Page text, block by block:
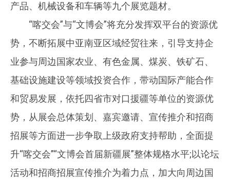
产品、机械设备和车辆等九个展览题材。
“喀交会”与“文博会”将充分发挥双平台的资源优
势，不断拓展中亚南亚区域经贸往来，引导支持企
业参与周边国家农业、有色金属、煤炭、铁矿石、
基础设施建设等领域投资合作，带动国际产能合作
和贸易发展，依托四省市对口援疆等单位的资源优
势，从展会总体策划、嘉宾邀请、宣传推介和招商
招展等方面进一步争取上级政府支持帮助，全面提
升“喀交会”“文博会首届新疆展”整体规格水平;以论坛
活动和招商招展宣传推介为着力点，加大向周边国